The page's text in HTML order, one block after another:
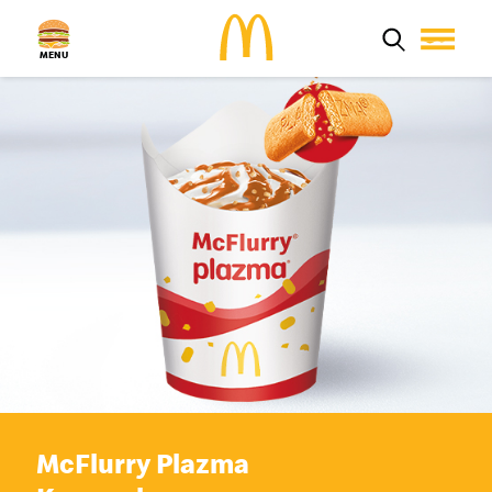
MENU
Aktuelno
Proizvodi
Poruči Mek
Zaposlenje
Kvalitet hrane
Restorani
Porodica
MyMcDonald’s
McFlurry Plazma